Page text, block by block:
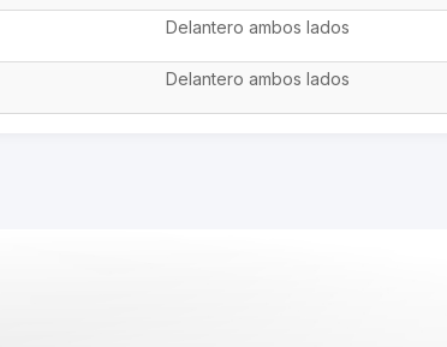
Delantero ambos lados
Delantero ambos lados